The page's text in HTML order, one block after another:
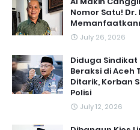
Nomor Satu!
July 26, 2026
Diduga
Beraksi di Aceh
Ditarik, Korban
Polisi
July 12, 2026